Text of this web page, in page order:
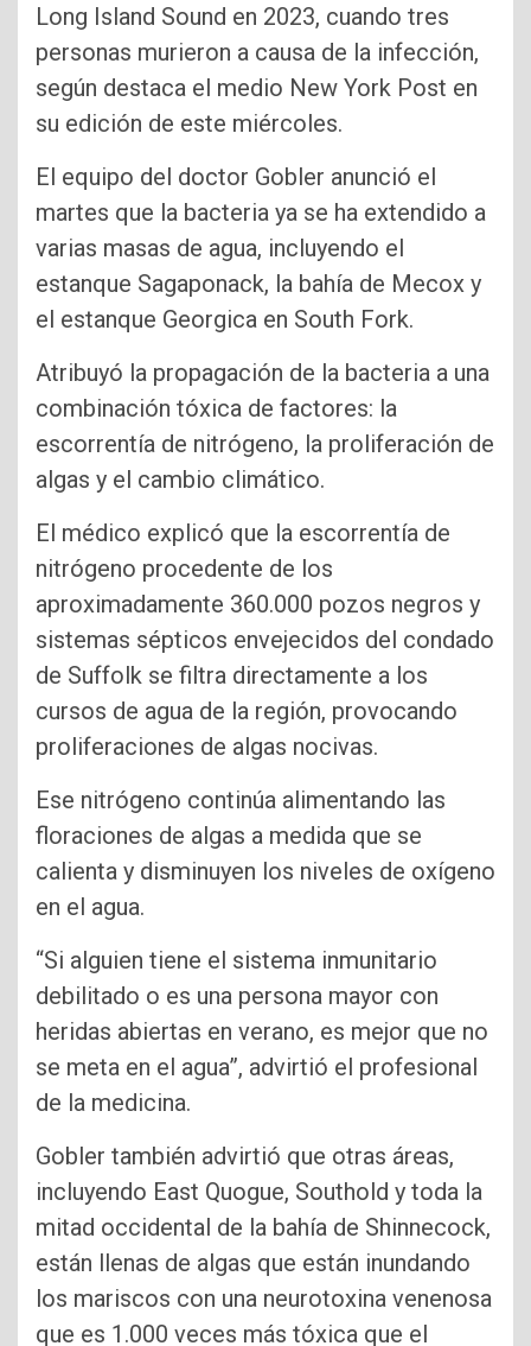
Long Island Sound en 2023, cuando tres
personas murieron a causa de la infección,
según destaca el medio New York Post en
su edición de este miércoles.
El equipo del doctor Gobler anunció el
martes que la bacteria ya se ha extendido a
varias masas de agua, incluyendo el
estanque Sagaponack, la bahía de Mecox y
el estanque Georgica en South Fork.
Atribuyó la propagación de la bacteria a una
combinación tóxica de factores: la
escorrentía de nitrógeno, la proliferación de
algas y el cambio climático.
El médico explicó que la escorrentía de
nitrógeno procedente de los
aproximadamente 360.000 pozos negros y
sistemas sépticos envejecidos del condado
de Suffolk se filtra directamente a los
cursos de agua de la región, provocando
proliferaciones de algas nocivas.
Ese nitrógeno continúa alimentando las
floraciones de algas a medida que se
calienta y disminuyen los niveles de oxígeno
en el agua.
“Si alguien tiene el sistema inmunitario
debilitado o es una persona mayor con
heridas abiertas en verano, es mejor que no
se meta en el agua”, advirtió el profesional
de la medicina.
Gobler también advirtió que otras áreas,
incluyendo East Quogue, Southold y toda la
mitad occidental de la bahía de Shinnecock,
están llenas de algas que están inundando
los mariscos con una neurotoxina venenosa
que es 1.000 veces más tóxica que el